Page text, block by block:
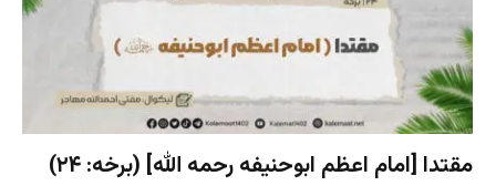
مقتدا [امام اعظم ابوحنیفه رحمه الله‎] (برخه: ۲۴)